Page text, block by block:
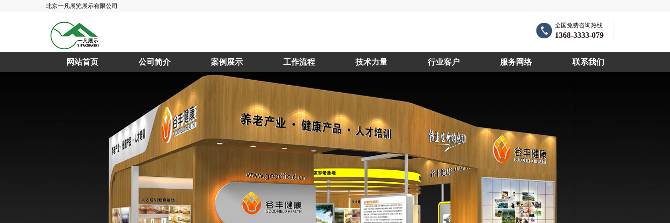
北京一凡展览展示有限公司
全国免费咨询热线
1368-3333-079
网站首页 公司简介 案例展示 工作流程 技术力量 行业客户 服务网络 联系我们